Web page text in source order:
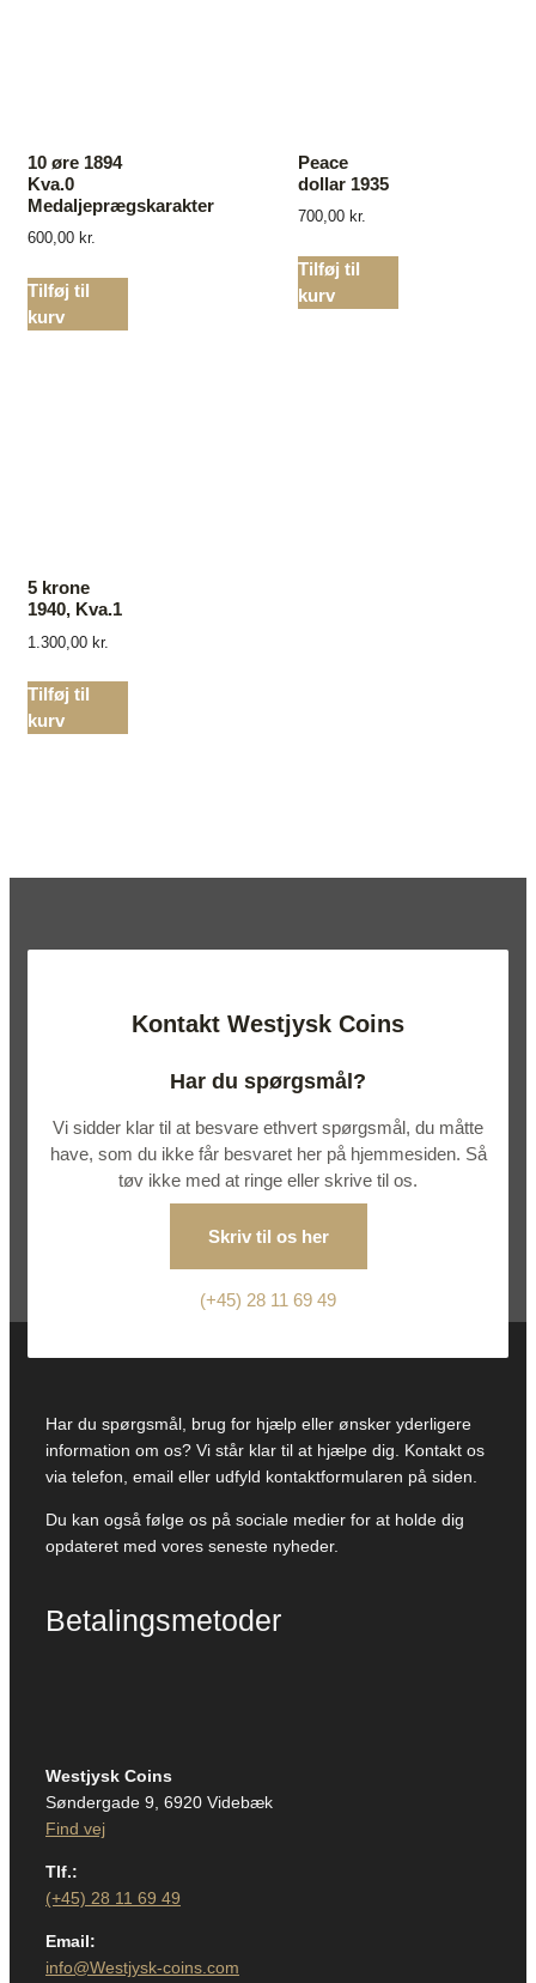
10 øre 1894
Kva.0
Medaljeprægskarakter
600,00 kr.
Tilføj til
kurv
Peace
dollar 1935
700,00 kr.
Tilføj til
kurv
5 krone
1940, Kva.1
1.300,00 kr.
Tilføj til
kurv
Kontakt Westjysk Coins
Har du spørgsmål?
Vi sidder klar til at besvare ethvert spørgsmål, du måtte
have, som du ikke får besvaret her på hjemmesiden. Så
tøv ikke med at ringe eller skrive til os.
Skriv til os her
(+45) 28 11 69 49
Har du spørgsmål, brug for hjælp eller ønsker yderligere
information om os? Vi står klar til at hjælpe dig. Kontakt os
via telefon, email eller udfyld kontaktformularen på siden.
Du kan også følge os på sociale medier for at holde dig
opdateret med vores seneste nyheder.
Betalingsmetoder
Westjysk Coins
Søndergade 9, 6920 Videbæk
Find vej
Tlf.:
(+45) 28 11 69 49
Email:
info@Westjysk-coins.com